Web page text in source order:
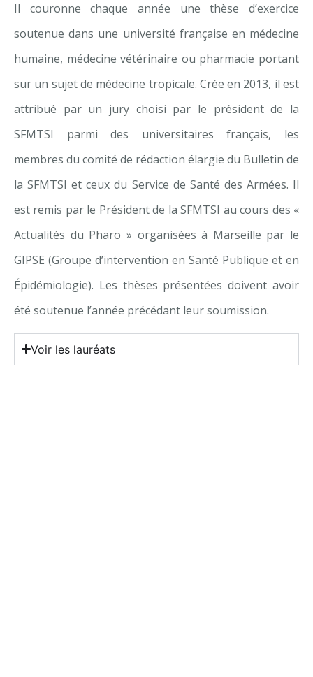
Il couronne chaque année une thèse d’exercice
soutenue dans une université française en médecine
humaine, médecine vétérinaire ou pharmacie portant
sur un sujet de médecine tropicale. Crée en 2013, il est
attribué par un jury choisi par le président de la
SFMTSI parmi des universitaires français, les
membres du comité de rédaction élargie du Bulletin de
la SFMTSI et ceux du Service de Santé des Armées. Il
est remis par le Président de la SFMTSI au cours des «
Actualités du Pharo » organisées à Marseille par le
GIPSE (Groupe d’intervention en Santé Publique et en
Épidémiologie). Les thèses présentées doivent avoir
été soutenue l’année précédant leur soumission.
Voir les lauréats